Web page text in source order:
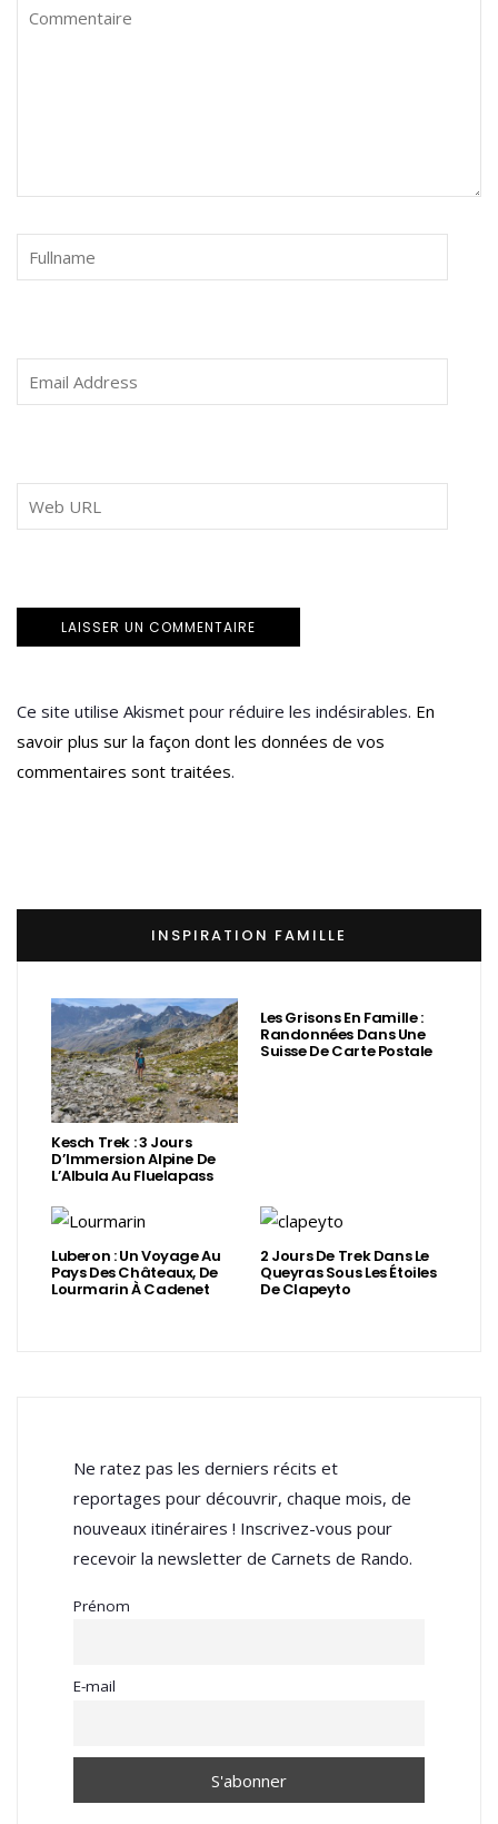
Ce site utilise Akismet pour réduire les indésirables. En
savoir plus sur la façon dont les données de vos
commentaires sont traitées.
INSPIRATION FAMILLE
Kesch Trek : 3 Jours
D’Immersion Alpine De
L’Albula Au Fluelapass
Les Grisons En Famille :
Randonnées Dans Une
Suisse De Carte Postale
Luberon : Un Voyage Au
Pays Des Châteaux, De
Lourmarin À Cadenet
2 Jours De Trek Dans Le
Queyras Sous Les Étoiles
De Clapeyto
Ne ratez pas les derniers récits et
reportages pour découvrir, chaque mois, de
nouveaux itinéraires ! Inscrivez-vous pour
recevoir la newsletter de Carnets de Rando.
Prénom
E-mail